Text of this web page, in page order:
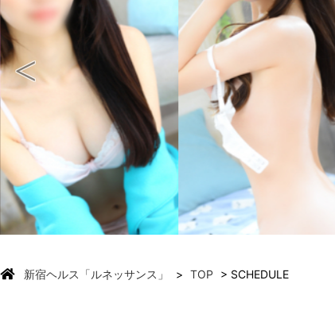
新宿ヘルス「ルネッサンス」 TOP SCHEDULE